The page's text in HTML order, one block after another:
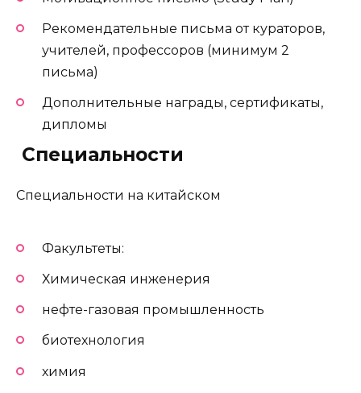
Рекомендательные письма от кураторов,
учителей, профессоров (минимум 2
письма)
Дополнительные награды, сертификаты,
дипломы
️ Специальности
Специальности на китайском
Факультеты:
Химическая инженерия
нефте-газовая промышленность
биотехнология
химия